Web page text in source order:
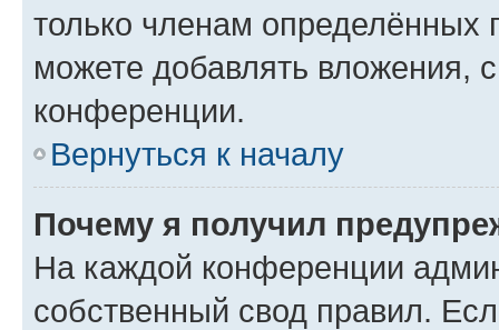
только членам определённых
можете добавлять вложения,
конференции.
Вернуться к началу
Почему я получил
На каждой конференции
собственный свод правил.